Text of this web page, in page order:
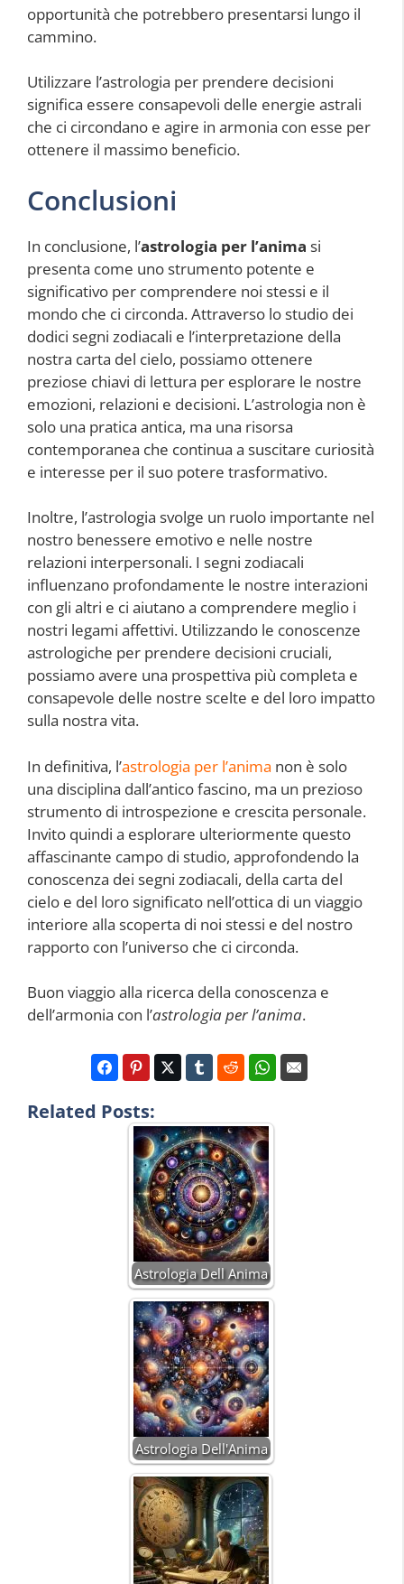
opportunità che potrebbero presentarsi lungo il
cammino.
Utilizzare l’astrologia per prendere decisioni
significa essere consapevoli delle energie astrali
che ci circondano e agire in armonia con esse per
ottenere il massimo beneficio.
Conclusioni
In conclusione, l’astrologia per l’anima si
presenta come uno strumento potente e
significativo per comprendere noi stessi e il
mondo che ci circonda. Attraverso lo studio dei
dodici segni zodiacali e l’interpretazione della
nostra carta del cielo, possiamo ottenere
preziose chiavi di lettura per esplorare le nostre
emozioni, relazioni e decisioni. L’astrologia non è
solo una pratica antica, ma una risorsa
contemporanea che continua a suscitare curiosità
e interesse per il suo potere trasformativo.
Inoltre, l’astrologia svolge un ruolo importante nel
nostro benessere emotivo e nelle nostre
relazioni interpersonali. I segni zodiacali
influenzano profondamente le nostre interazioni
con gli altri e ci aiutano a comprendere meglio i
nostri legami affettivi. Utilizzando le conoscenze
astrologiche per prendere decisioni cruciali,
possiamo avere una prospettiva più completa e
consapevole delle nostre scelte e del loro impatto
sulla nostra vita.
In definitiva, l’astrologia per l’anima non è solo
una disciplina dall’antico fascino, ma un prezioso
strumento di introspezione e crescita personale.
Invito quindi a esplorare ulteriormente questo
affascinante campo di studio, approfondendo la
conoscenza dei segni zodiacali, della carta del
cielo e del loro significato nell’ottica di un viaggio
interiore alla scoperta di noi stessi e del nostro
rapporto con l’universo che ci circonda.
Buon viaggio alla ricerca della conoscenza e
dell’armonia con l’astrologia per l’anima.
Related Posts:
Astrologia Dell Anima
Astrologia Dell'Anima